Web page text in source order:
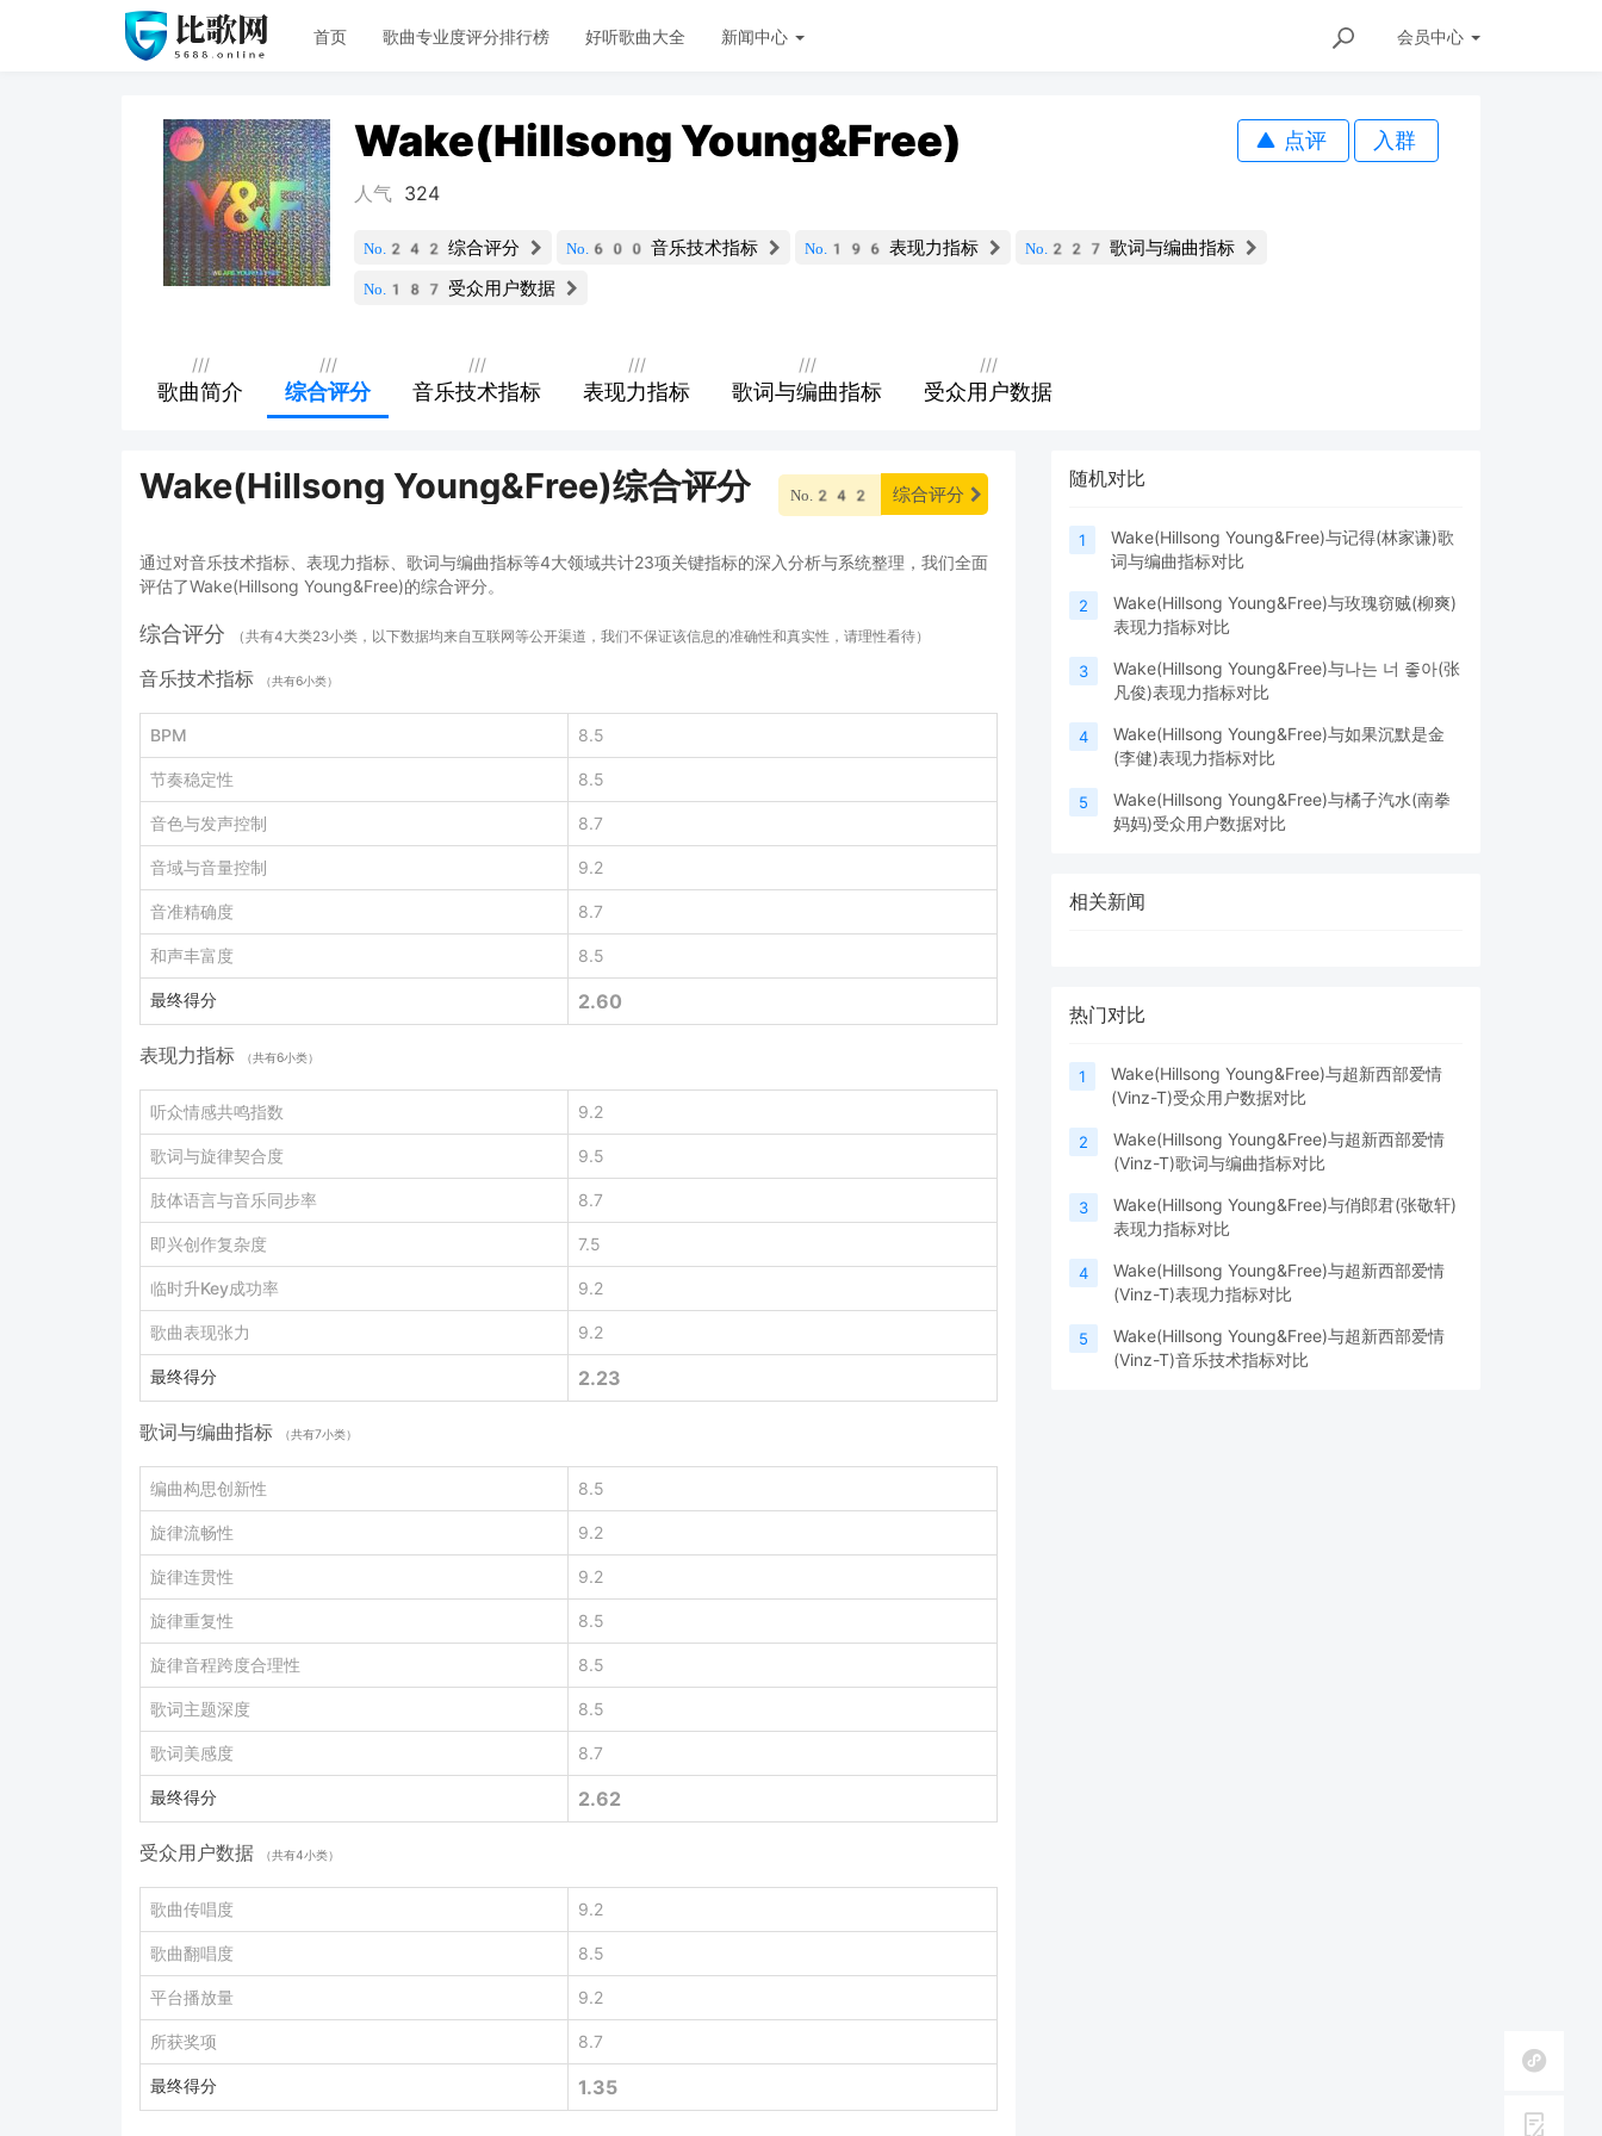
会员中心
首页 歌曲专业度评分排行榜 好听歌曲大全 新闻中心
Wake(Hillsong Young&Free) 点评 入群
人气 324
No.242 综合评分 No.600 音乐技术指标 No.196 表现力指标 No.227 歌词与编曲指标
No.187 受众用户数据
///
歌曲简介
///
综合评分
///
音乐技术指标
///
表现力指标
///
歌词与编曲指标
///
受众用户数据
Wake(Hillsong Young&Free)综合评分 No.242 综合评分
通过对音乐技术指标、表现力指标、歌词与编曲指标等4大领域共计23项关键指标的深入分析与系统整理，我们全面
评估了Wake(Hillsong Young&Free)的综合评分。
综合评分 （共有4大类23小类，以下数据均来自互联网等公开渠道，我们不保证该信息的准确性和真实性，请理性看待）
音乐技术指标 （共有6小类）
BPM 8.5
节奏稳定性 8.5
音色与发声控制 8.7
音域与音量控制 9.2
音准精确度 8.7
和声丰富度 8.5
最终得分 2.60
表现力指标 （共有6小类）
听众情感共鸣指数 9.2
歌词与旋律契合度 9.5
肢体语言与音乐同步率 8.7
即兴创作复杂度 7.5
临时升Key成功率 9.2
歌曲表现张力 9.2
最终得分 2.23
歌词与编曲指标 （共有7小类）
编曲构思创新性 8.5
旋律流畅性 9.2
旋律连贯性 9.2
旋律重复性 8.5
旋律音程跨度合理性 8.5
歌词主题深度 8.5
歌词美感度 8.7
最终得分 2.62
受众用户数据 （共有4小类）
歌曲传唱度 9.2
歌曲翻唱度 8.5
平台播放量 9.2
所获奖项 8.7
最终得分 1.35
随机对比
1
Wake(Hillsong Young&Free)与记得(林家谦)歌
词与编曲指标对比
2
Wake(Hillsong Young&Free)与玫瑰窃贼(柳爽)
表现力指标对比
3
Wake(Hillsong Young&Free)与나는 너 좋아(张
凡俊)表现力指标对比
4
Wake(Hillsong Young&Free)与如果沉默是金
(李健)表现力指标对比
5
Wake(Hillsong Young&Free)与橘子汽水(南拳
妈妈)受众用户数据对比
相关新闻
热门对比
1
Wake(Hillsong Young&Free)与超新西部爱情
(Vinz-T)受众用户数据对比
2
Wake(Hillsong Young&Free)与超新西部爱情
(Vinz-T)歌词与编曲指标对比
3
Wake(Hillsong Young&Free)与俏郎君(张敬轩)
表现力指标对比
4
Wake(Hillsong Young&Free)与超新西部爱情
(Vinz-T)表现力指标对比
5
Wake(Hillsong Young&Free)与超新西部爱情
(Vinz-T)音乐技术指标对比